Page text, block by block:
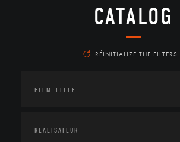
CATALOG
RÉINITIALIZE THE FILTERS